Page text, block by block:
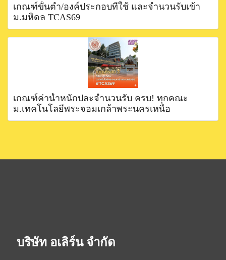
เกณฑ์ขั้นตำ่/องค์ประกอบที่ใช้ และจำนวนรับเข้า
ม.มหิดล TCAS69
เกณฑ์ค่าน้ำหนักปละจำนวนรับ ครบ! ทุกคณะ
ม.เทคโนโลยีพระจอมเกล้าพระนครเหนือ
บริษัท อเลิร์น จำกัด